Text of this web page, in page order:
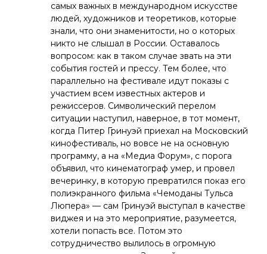
самых важных в международном искусстве
людей, художников и теоретиков, которые
знали, что они знаменитости, но о которых
никто не слышал в России. Оставалось
вопросом: как в таком случае звать на эти
события гостей и прессу. Тем более, что
параллельно на фестивале идут показы с
участием всем известных актеров и
режиссеров. Символический перелом
ситуации наступил, наверное, в тот момент,
когда Питер Гринуэй приехал на Московский
кинофестиваль, но вовсе не на основную
программу, а на «Медиа Форум», с порога
объявил, что кинематограф умер, и провел
вечеринку, в которую превратился показ его
полиэкранного фильма «Чемоданы Тульса
Люпера» — сам Гринуэй выступал в качестве
виджея и на это мероприятие, разумеется,
хотели попасть все. Потом это
сотрудничество вылилось в огромную